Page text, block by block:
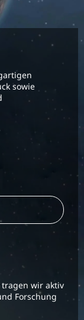
sowie
wir aktiv
Forschung